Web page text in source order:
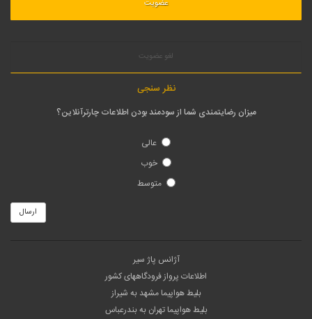
لغو عضویت
نظر سنجی
میزان رضایتمندی شما از سودمند بودن اطلاعات چارترآنلاین؟
عالی
خوب
متوسط
ارسال
آژانس پاژ سیر
اطلاعات پرواز فرودگاههای کشور
بلیط هواپیما مشهد به شیراز
بلیط هواپیما تهران به بندرعباس